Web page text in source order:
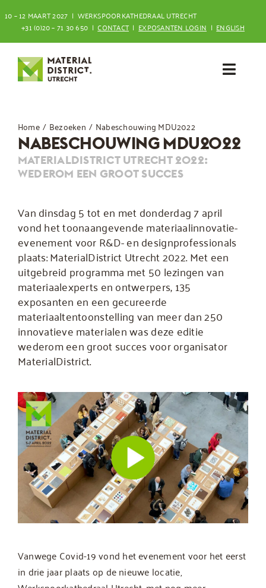
naar
inhoud
10 – 12 MAART 2027 | WERKSPOORKATHEDRAAL UTRECHT
+31 (0)20 – 71 30 650 | CONTACT| EXPOSANTEN LOGIN | ENGLISH
Deelnemen
Home Bezoeken Nabeschouwing MDU2022
NABESCHOUWING MDU2022
MATERIALDISTRICT UTRECHT 2022:
WEDEROM EEN GROOT SUCCES
Van dinsdag 5 tot en met donderdag 7 april
vond het toonaangevende materiaalinnovatie-
evenement voor R&D- en designprofessionals
plaats: MaterialDistrict Utrecht 2022. Met een
uitgebreid programma met 50 lezingen van
materiaalexperts en ontwerpers, 135
exposanten en een gecureerde
materiaaltentoonstelling van meer dan 250
innovatieve materialen was deze editie
wederom een groot succes voor organisator
MaterialDistrict.
Vanwege Covid-19 vond het evenement voor het eerst
in drie jaar plaats op de nieuwe locatie,